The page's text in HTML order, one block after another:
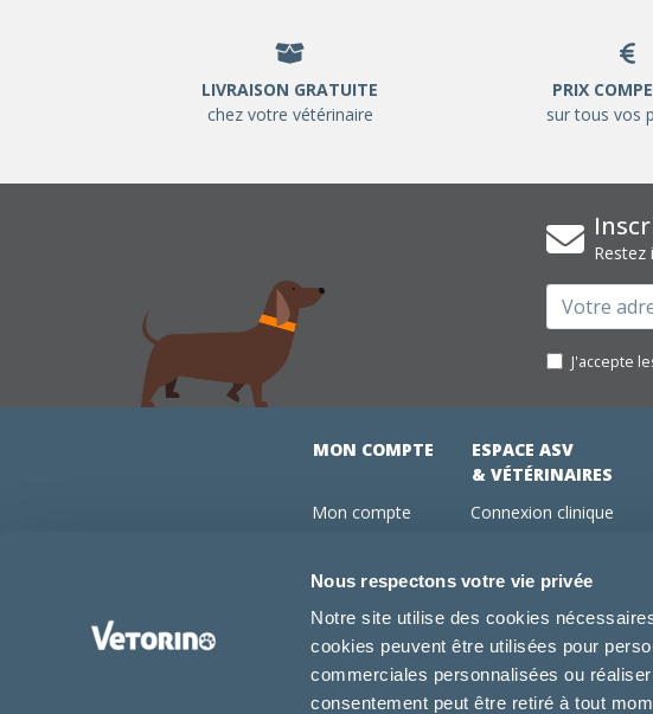
Nous respectons votre vie privée
Notre site utilise des cookies
cookies peuvent être utilisées pour
commerciales personnalisées ou
consentement peut être retiré à tout
LIVRAISON GRATUITE
chez votre vétérinaire
PRIX
sur tous vos
Email
J'accepte
MON COMPTE
Mon compte
Mes abonnements
Conseils vétos
FAQ
ESPACE ASV
& VÉTÉRINAIRES
Connexion clinique
Abonnements
Devenir adhérent